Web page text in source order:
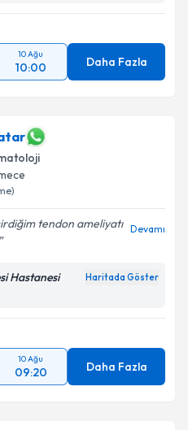
10 Ağu
10:00 Daha Fazla
tendon ameliyatı Devamı
Hastanesi Haritada Göster
10 Ağu
09:20 Daha Fazla